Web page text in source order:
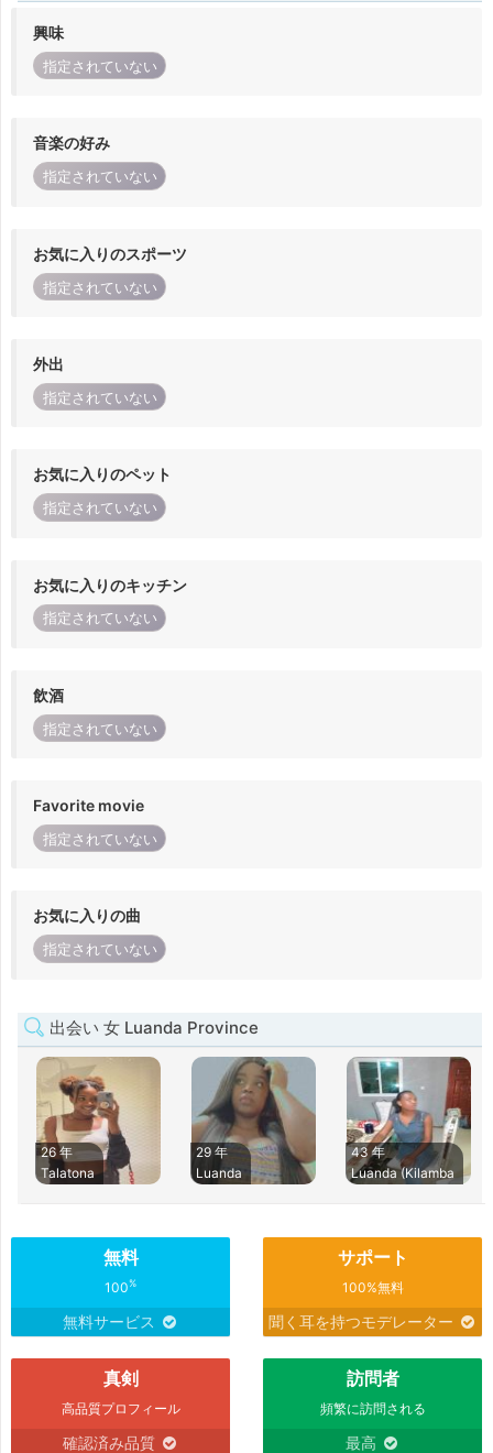
興味
指定されていない
音楽の好み
指定されていない
お気に入りのスポーツ
指定されていない
外出
指定されていない
お気に入りのペット
指定されていない
お気に入りのキッチン
指定されていない
飲酒
指定されていない
Favorite movie
指定されていない
お気に入りの曲
指定されていない
出会い 女 Luanda Province
26 年
Talatona
29 年
Luanda
43 年
Luanda (Kilamba
無料
100%
無料サービス
サポート
100%無料
聞く耳を持つモデレーター
真剣
高品質プロフィール
確認済み品質
訪問者
頻繁に訪問される
最高